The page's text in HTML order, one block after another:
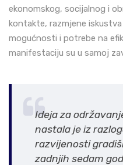
ekonomskog, socijalnog i
kontakte, razmjene
mogućnosti i potrebe na
manifestaciju su u samoj
Ideja za
nastala je iz
razvijenosti
zadnjih sedam